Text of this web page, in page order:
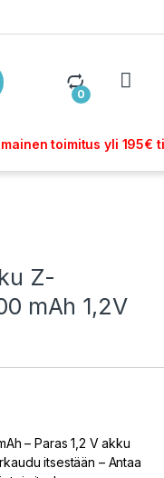
0
My
toimitus yli 195€
Z-
mAh 1,2V
– Paras 1,2 V akku
itsestään – Antaa